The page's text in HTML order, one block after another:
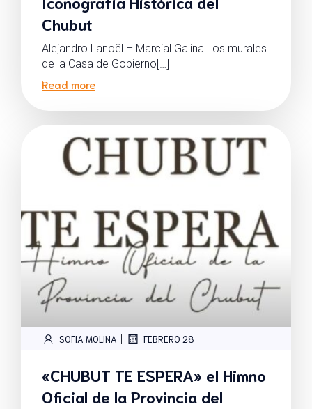
Chubut
Alejandro Lanoël – Marcial Galina Los murales
de la Casa de Gobierno[…]
Read more
SOFIA MOLINA | FEBRERO 28
«CHUBUT TE ESPERA» el Himno
Oficial de la Provincia del